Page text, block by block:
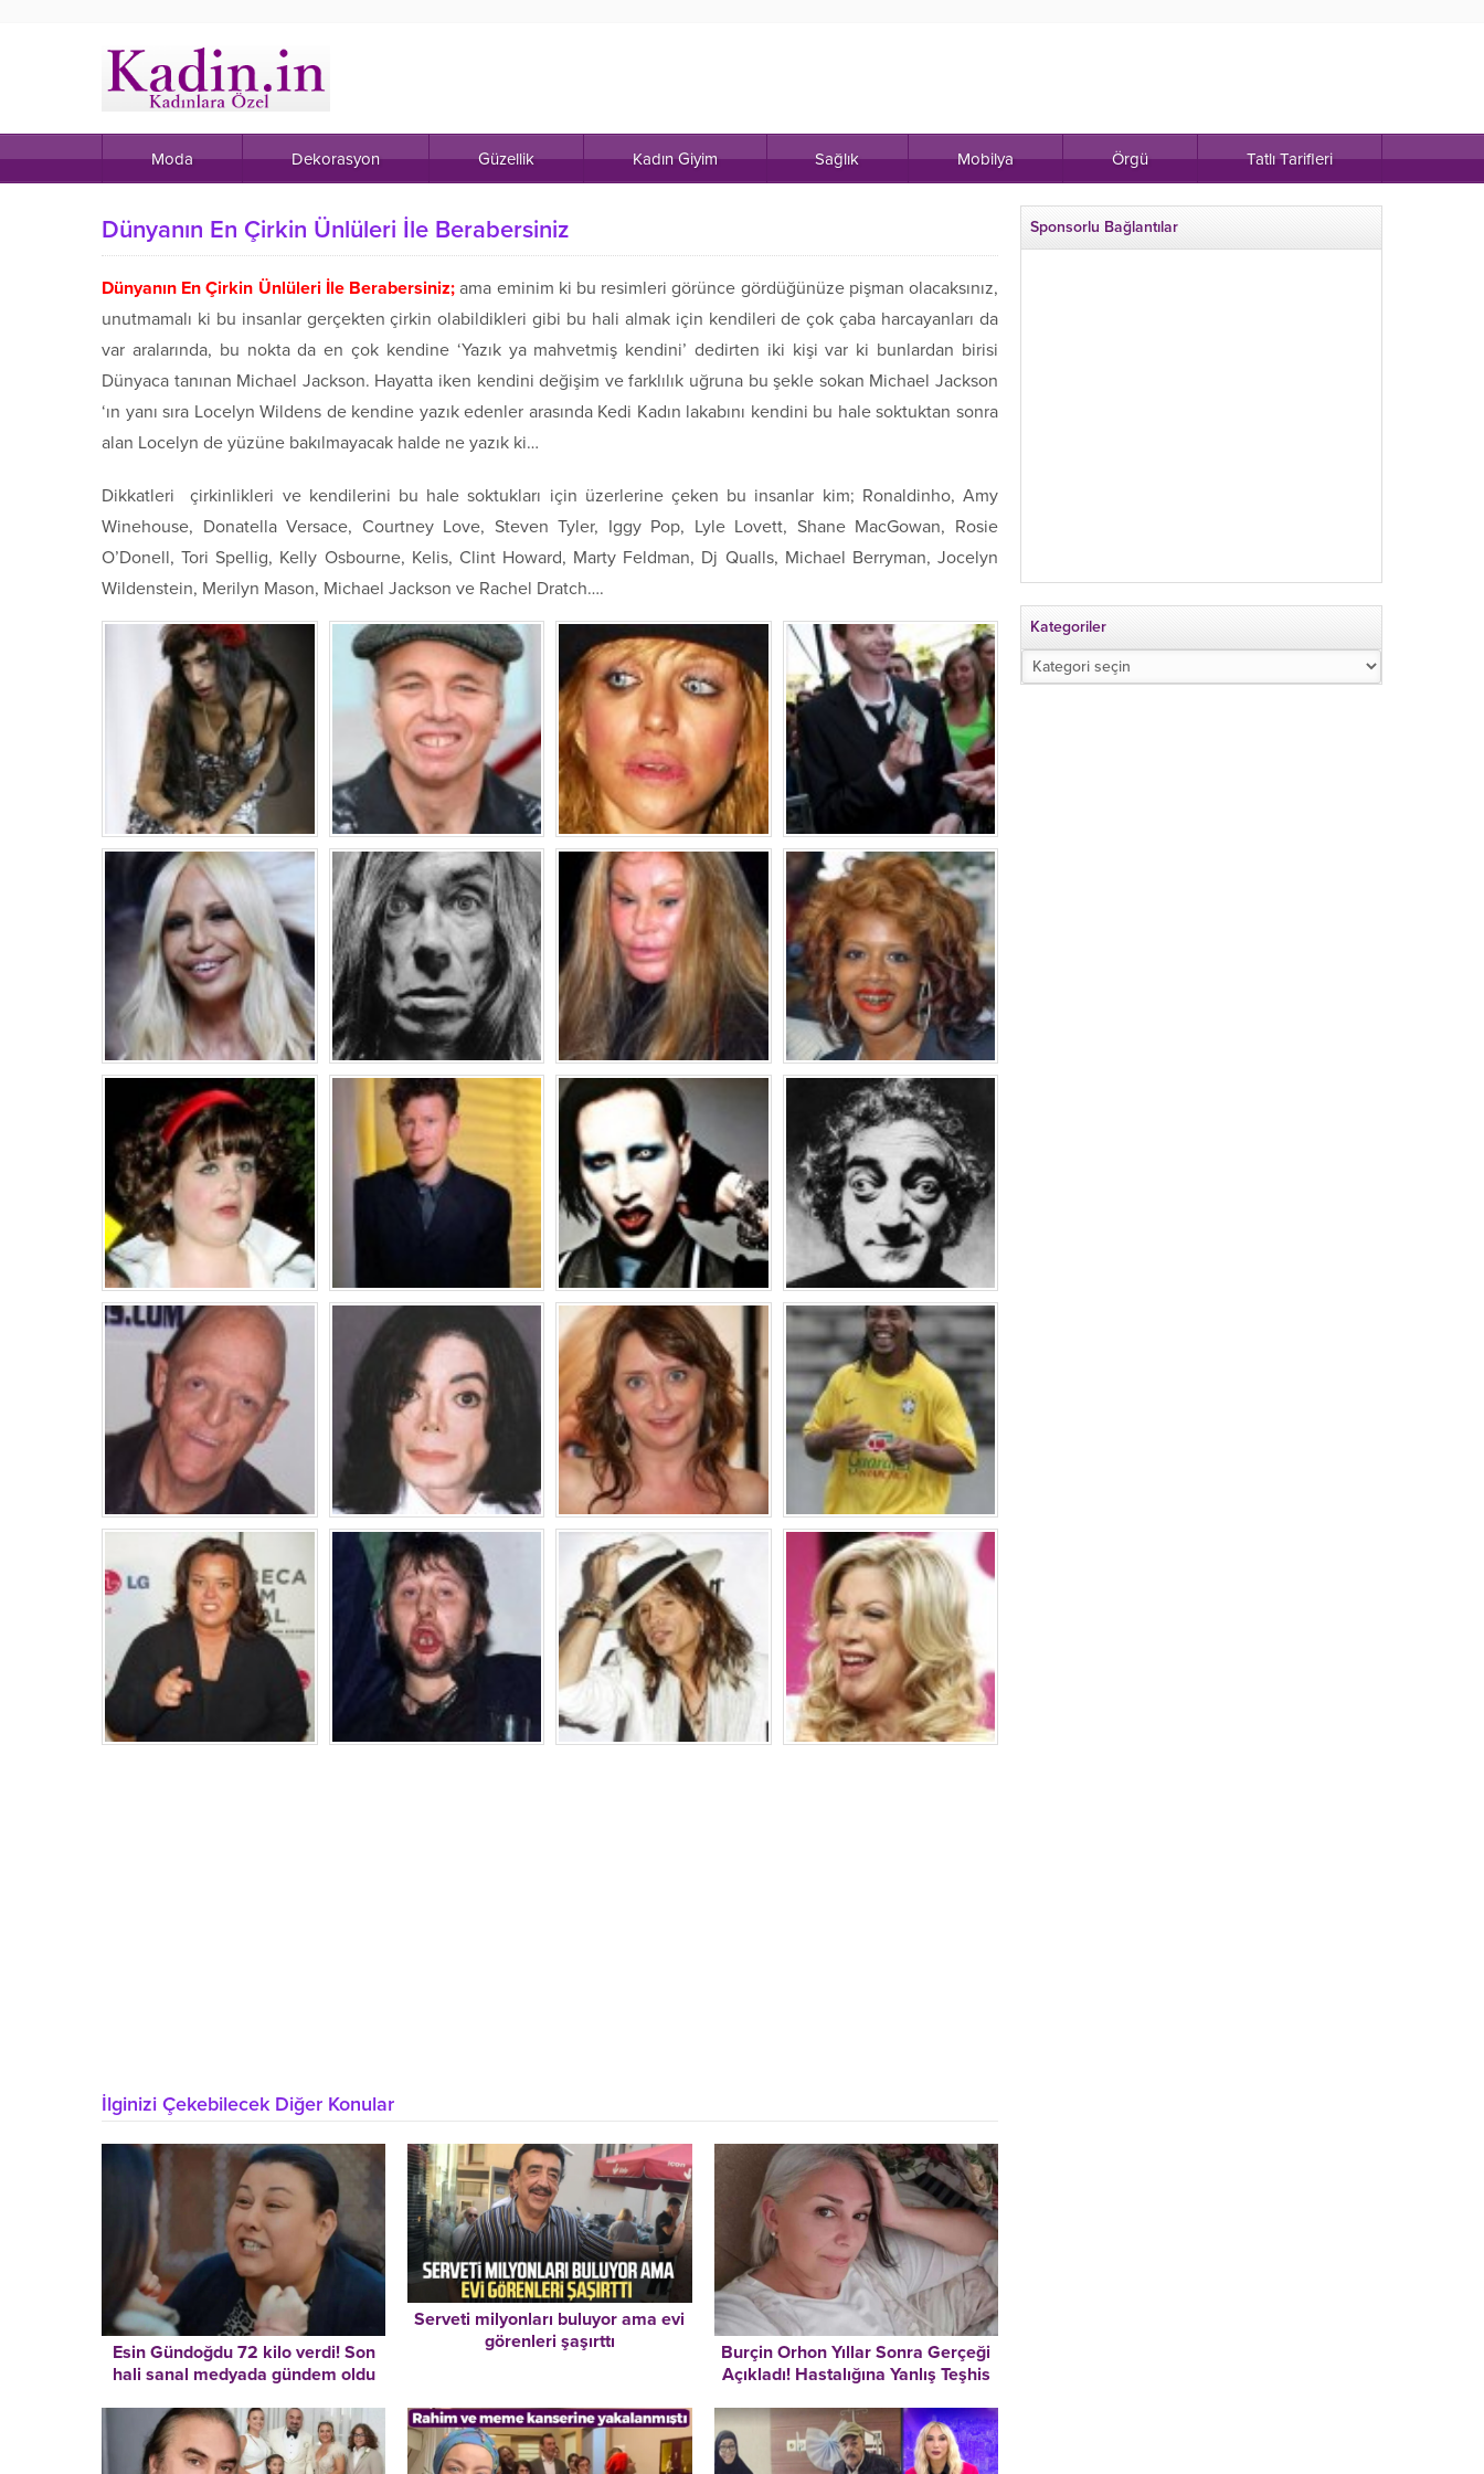
Moda Dekorasyon Güzellik Kadın Giyim Sağlık Mobilya Örgü Tatlı Tarifleri
Dünyanın En Çirkin Ünlüleri İle Berabersiniz
Dünyanın En Çirkin Ünlüleri İle Berabersiniz; ama eminim ki bu resimleri görünce gördüğünüze pişman olacaksınız,
unutmamalı ki bu insanlar gerçekten çirkin olabildikleri gibi bu hali almak için kendileri de çok çaba harcayanları da
var aralarında, bu nokta da en çok kendine ‘Yazık ya mahvetmiş kendini’ dedirten iki kişi var ki bunlardan birisi
Dünyaca tanınan Michael Jackson. Hayatta iken kendini değişim ve farklılık uğruna bu şekle sokan Michael Jackson
‘ın yanı sıra Locelyn Wildens de kendine yazık edenler arasında Kedi Kadın lakabını kendini bu hale soktuktan sonra
alan Locelyn de yüzüne bakılmayacak halde ne yazık ki…
Dikkatleri çirkinlikleri ve kendilerini bu hale soktukları için üzerlerine çeken bu insanlar kim; Ronaldinho, Amy
Winehouse, Donatella Versace, Courtney Love, Steven Tyler, Iggy Pop, Lyle Lovett, Shane MacGowan, Rosie
O’Donell, Tori Spellig, Kelly Osbourne, Kelis, Clint Howard, Marty Feldman, Dj Qualls, Michael Berryman, Jocelyn
Wildenstein, Merilyn Mason, Michael Jackson ve Rachel Dratch….
İlginizi Çekebilecek Diğer Konular
Esin Gündoğdu 72 kilo verdi! Son
hali sanal medyada gündem oldu
Serveti milyonları buluyor ama evi
görenleri şaşırttı
Burçin Orhon Yıllar Sonra Gerçeği
Açıkladı! Hastalığına Yanlış Teşhis
‘Alzheimer’ Teşhisi Kadar Üzmedi”
Sponsorlu Bağlantılar
Kategoriler
Kategoriler